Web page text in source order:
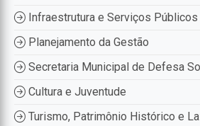
Infraestrutura e Serviços Públicos
Planejamento da Gestão
Secretaria Municipal de Defesa
Cultura e Juventude
Turismo, Patrimônio Histórico e